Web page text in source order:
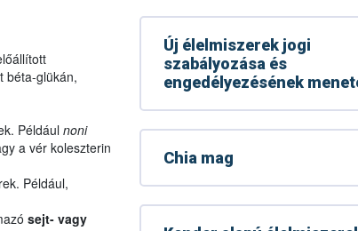
béta-glükán,
Példáulnoni
a vér koleszterin
Például,
sejt- vagy
Új élelmiszerek jogi
szabályozása és
engedélyezésének
Chia mag